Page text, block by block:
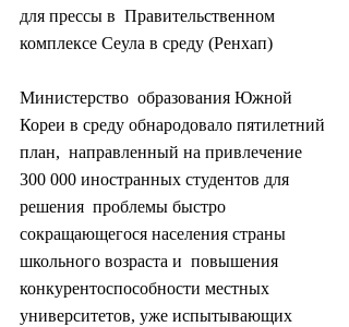
для прессы в  Правительственном
комплексе Сеула в среду (Ренхап)
Министерство  образования Южной
Кореи в среду обнародовало пятилетний
план,  направленный на привлечение
300 000 иностранных студентов для
решения  проблемы быстро
сокращающегося населения страны
школьного возраста и  повышения
конкурентоспособности местных
университетов, уже испытывающих